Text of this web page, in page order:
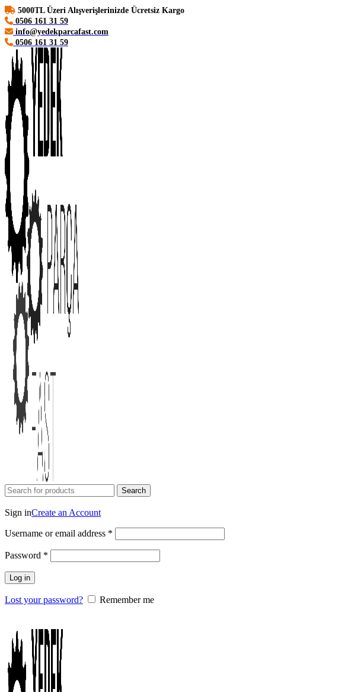
5000TL Üzeri Alışverişlerinizde Ücretsiz Kargo
0506 161 31 59
info@yedekparcafast.com
0506 161 31 59
Search
Sign inCreate an Account
Username or email address *
Password *
Log in
Lost your password?
Remember me